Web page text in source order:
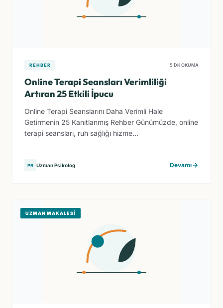
REHBER 5 DK OKUMA
Online Terapi Seansları Verimliliği
Artıran 25 Etkili İpucu
Online Terapi Seanslarını Daha Verimli Hale
Getirmenin 25 Kanıtlanmış Rehber Günümüzde, online
terapi seansları, ruh sağlığı hizme...
PR Uzman Psikolog Devamı
UZMAN MAKALESI